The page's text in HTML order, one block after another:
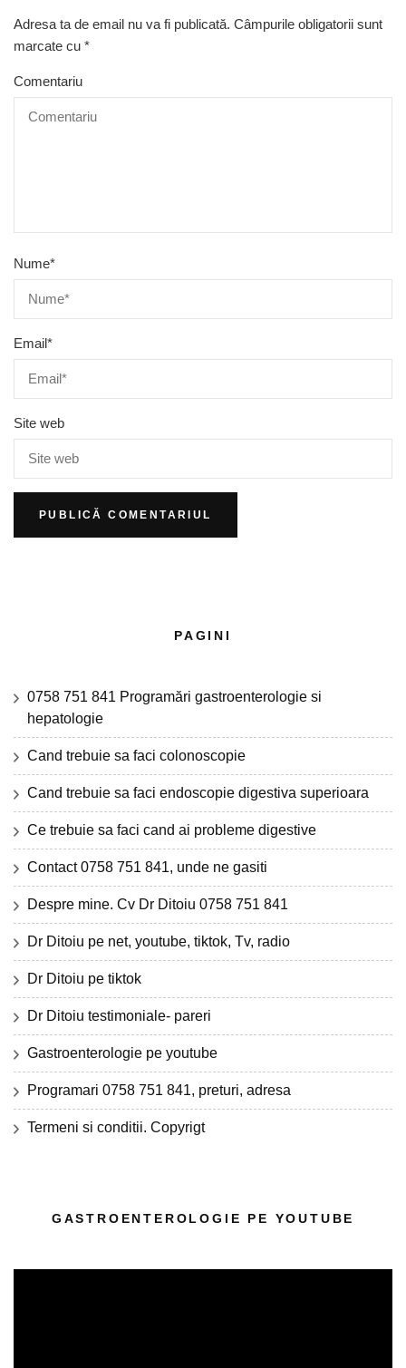
Adresa ta de email nu va fi publicată. Câmpurile obligatorii sunt
marcate cu *
Comentariu
Nume*
Email*
Site web
PAGINI
0758 751 841 Programări gastroenterologie si
hepatologie
Cand trebuie sa faci colonoscopie
Cand trebuie sa faci endoscopie digestiva superioara
Ce trebuie sa faci cand ai probleme digestive
Contact 0758 751 841, unde ne gasiti
Despre mine. Cv Dr Ditoiu 0758 751 841
Dr Ditoiu pe net, youtube, tiktok, Tv, radio
Dr Ditoiu pe tiktok
Dr Ditoiu testimoniale- pareri
Gastroenterologie pe youtube
Programari 0758 751 841, preturi, adresa
Termeni si conditii. Copyrigt
GASTROENTEROLOGIE PE YOUTUBE